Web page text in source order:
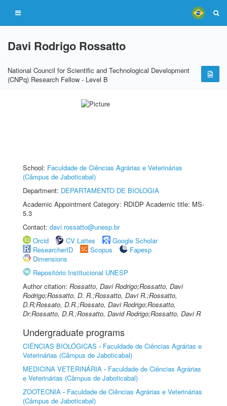
Davi Rodrigo Rossatto
National Council for Scientific and Technological Development
(CNPq) Research Fellow - Level B
School: Faculdade de Ciências Agrárias e Veterinárias
(Câmpus de Jaboticabal)
Department: DEPARTAMENTO DE BIOLOGIA
Academic Appointment Category: RDIDP Academic title: MS-
5.3
Contact: davi.rossatto@unesp.br
Orcid
CV Lattes
Google Scholar
ResearcherID
Scopus
Fapesp
Dimensions
Repositório Institucional UNESP
Author citation: Rossatto, Davi Rodrigo;Rossatto, Davi
Rodrigo;Rossatto, D. R.;Rossatto, Davi R.;Rossatto,
D.R;Rossato, D.R.;Rossato, Davi Rodrigo;Rossatto,
Dr;Rossatto, D.R.;Rossatto, David Rodrigo;Rossatto, Davi R
Undergraduate programs
CIÊNCIAS BIOLÓGICAS - Faculdade de Ciências Agrárias e
Veterinárias (Câmpus de Jaboticabal)
MEDICINA VETERINÁRIA - Faculdade de Ciências Agrárias
e Veterinárias (Câmpus de Jaboticabal)
ZOOTECNIA - Faculdade de Ciências Agrárias e Veterinárias
(Câmpus de Jaboticabal)